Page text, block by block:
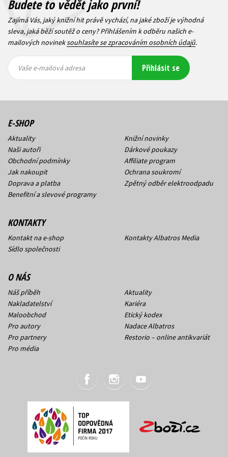
Budete to vědět jako první!
Zajímá Vás, jaký knižní hit právě vychází, na jaké zboží je výhodná
sleva, jaká běží soutěž o ceny? Přihlášením k odběru našich e-
mailových novineksouhlasíte se zpracováním osobních údajů.
mailová
mailová
Vaše e-mailová adresa Přihlásit se
E-SHOP
Aktuality
Naši autoři
Obchodní podmínky
Jak nakoupit
Doprava a platba
Benefitní a slevové programy
Knižní novinky
Dárkové poukazy
Affiliate program
Ochrana soukromí
Zpětný odběr elektroodpadu
KONTAKTY
Kontakt na e-shop
Sídlo společnosti
Kontakty Albatros Media
O NÁS
Náš příběh
Nakladatelství
Maloobchod
Pro autory
Pro partnery
Pro média
Aktuality
Kariéra
Etický kodex
Nadace Albatros
Restorio – online antikvariát